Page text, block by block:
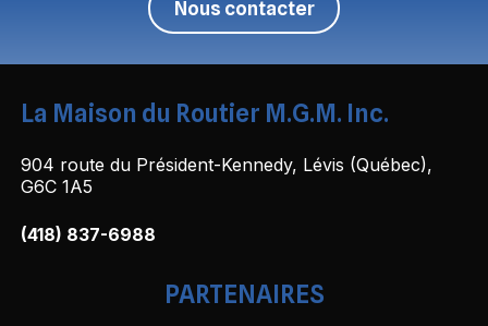
Nous contacter
La Maison du Routier M.G.M. Inc.
904 route du Président-Kennedy, Lévis (Québec),
G6C 1A5
(418) 837-6988
PARTENAIRES